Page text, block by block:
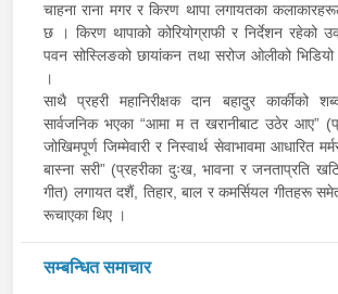
चाहना राना मगर र किरण थापा लगायतका
छ । किरण थापाको कोरियोग्राफी र निर्देशन रहेको
पवन सोस्लिङको छायांकन तथा सरोज ओलीको
।
साथै प्रहरी महानिरीक्षक दान बहादुर कार्कीको
सार्वजनिक भएका “आमा म त खरानीबाट उठेर आए”
जोखिमपूर्ण जिम्मेवारी र निस्वार्थ सेवाभावमा आधारित
बास्ना सरी” (प्रहरीका दुःख, भावना र जनताप्रति
गीत) लगायत दशैं, तिहार, बाल र कमर्सियल गीतहरू
रूचाएका थिए ।
सम्बन्धित समाचार